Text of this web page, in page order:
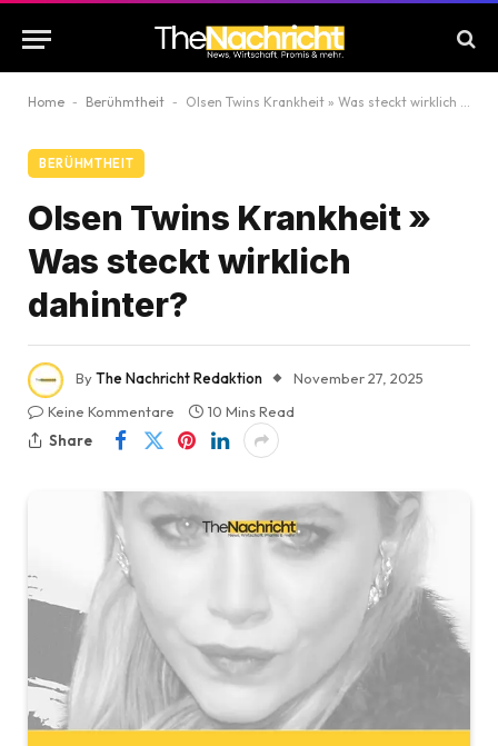
Home - Berühmtheit - Olsen Twins Krankheit » Was steckt wirklich dahinter?
BERÜHMTHEIT
Olsen Twins Krankheit »
Was steckt wirklich
dahinter?
ByThe Nachricht Redaktion
November 27, 2025
Keine Kommentare
10 Mins Read
Share